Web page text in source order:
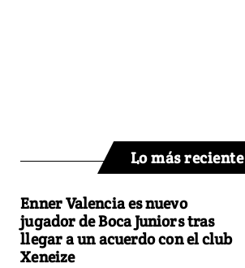
Lo más reciente
Enner Valencia es nuevo
jugador de Boca Juniors tras
llegar a un acuerdo con el club
Xeneize